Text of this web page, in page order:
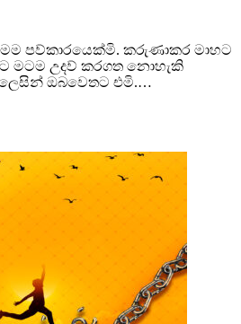
මම පව්කාරයෙක්මි. කරුණාකර මාහට
මටම උදව් කරගත නොහැකි
ඔබවෙතට එමි.…